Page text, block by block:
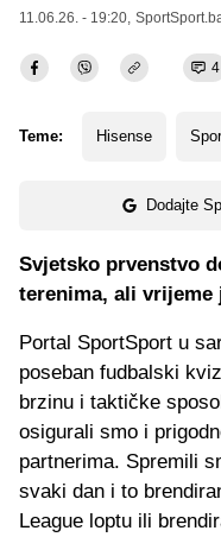
11.06.26. - 19:20,
4
Teme: Hisense
Dodajte
Svjetsko prvenstvo
terenima, ali
Portal SportSport u
poseban fudbalski
brzinu i taktičke
osigurali smo i
partnerima. Spremili
svaki dan i to
League loptu ili